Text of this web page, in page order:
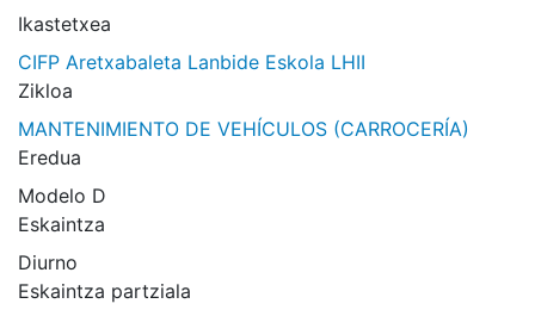
Ikastetxea
CIFP Aretxabaleta Lanbide Eskola LHII
Zikloa
MANTENIMIENTO DE VEHÍCULOS (CARROCERÍA)
Eredua
Modelo D
Eskaintza
Diurno
Eskaintza partziala